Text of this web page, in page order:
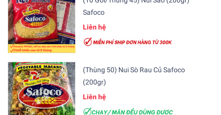
Safoco
Liên hệ
(Thùng 50) Nui Sò Rau Củ Safoco
(200gr)
Liên hệ